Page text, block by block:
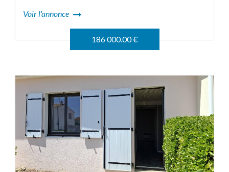
Voir l'annonce
186 000.00 €